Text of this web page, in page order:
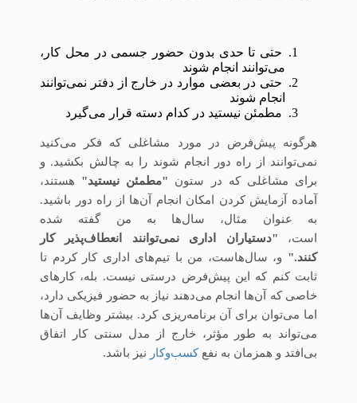
حتی تا حدی بدون حضور جسمی در محل کار،
می‌توانند انجام شوند
حتی در بعضی موارد در خارج از دفتر نمی‌توانند
انجام شوند
مطمئن نیستید در کدام دسته قرار می‌گیرد
هرگونه پیش‌فرض در مورد مشاغلی که فکر می‌کنید
نمی‌توانند از راه دور انجام شوند را به چالش بکشید. و
برای مشاغلی که در ستون "مطمئن نیستید" هستند،
آماده آزمایش کردن امکان انجام آن‌ها از راه دور باشید.
به عنوان مثال، سال‌ها به من گفته شده‌
است، "دستیاران اداری نمی‌توانند انعطاف‌پذیر کار
کنند." و، سال‌هاست، من با تیم‌های اداری کار کردم تا
ثابت کنم که این پیش‌فرض درستی نیست. بله، کارهای
خاصی که آن‌ها انجام می‌دهند نیاز به حضور فیزیکی دارد،
اما می‌توان برای آن برنامه‌ریزی کرد. بیشتر وظایف آن‌ها
می‌تواند به طور مؤثر، خارج از مدل سنتی کار اتفاق
بی‌افتد و همزمان به نفعکسب‌‌وکار نیز باشد.